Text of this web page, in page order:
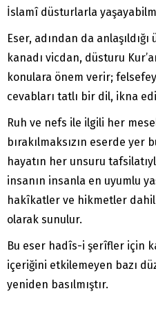
İslamî düsturlarla
Eser, adından da
kanadı vicdan, düsturu
konulara önem verir;
cevabları tatlı bir dil, ikna
Ruh ve nefs ile ilgili her
bırakılmaksızın eserde
hayatın her unsuru
insanın insanla en uyumlu
hakîkatler ve hikmetler
olarak sunulur.
Bu eser hadîs-i şerîfler için
içeriğini etkilemeyen bazı
yeniden basılmıştır.